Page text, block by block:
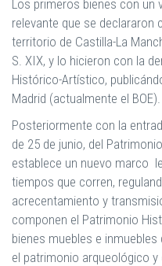
Los primeros bienes con un
relevante que se declararon
territorio de Castilla-La
S. XIX, y lo hicieron con la
Histórico-Artístico,
Madrid (actualmente el BOE).
Posteriormente con la
de 25 de junio, del
establece un nuevo marco
tiempos que corren,
acrecentamiento y
componen el Patrimonio
bienes muebles e
el patrimonio arqueológico